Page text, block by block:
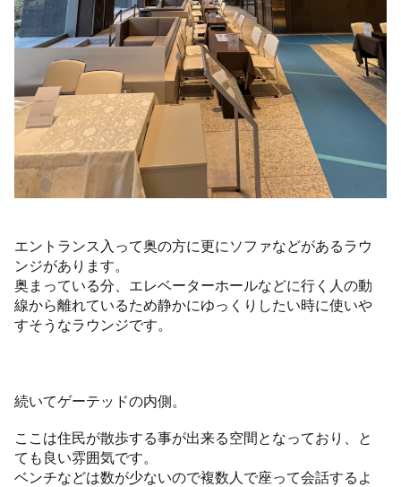
エントランス入って奥の方に更にソファなどがあるラウ
ンジがあります。
奥まっている分、エレベーターホールなどに行く人の動
線から離れているため静かにゆっくりしたい時に使いや
すそうなラウンジです。
続いてゲーテッドの内側。
ここは住民が散歩する事が出来る空間となっており、と
ても良い雰囲気です。
ベンチなどは数が少ないので複数人で座って会話するよ